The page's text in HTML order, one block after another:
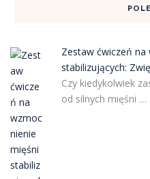
Zestaw ćwiczeń na
stabilizujących:
Czy kiedykolwiek
od silnych mięśni …